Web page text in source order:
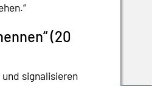
(20
signalisieren